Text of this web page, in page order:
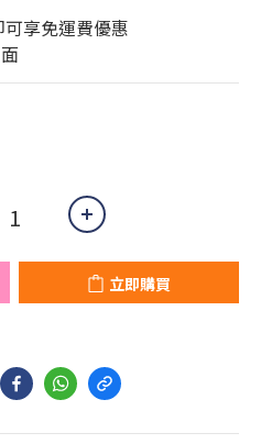
可享免運費優惠
立即購買